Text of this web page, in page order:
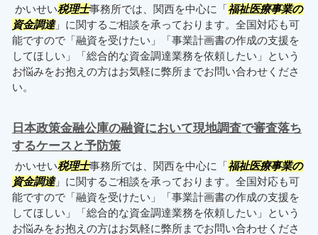
かいせい税理士事務所では、関西を中心に「福祉医療事業の
資金調達」に関するご相談を承っております。全国対応も可
能ですので「融資を受けたい」「事業計画書の作成の支援を
してほしい」「総合的な資金調達業務を依頼したい」という
お悩みをお抱えの方はお気軽に弊所までお問い合わせくださ
い。
日本政策金融公庫の融資において現地調査で審査落ち
するケースと予防策
かいせい税理士事務所では、関西を中心に「福祉医療事業の
資金調達」に関するご相談を承っております。全国対応も可
能ですので「融資を受けたい」「事業計画書の作成の支援を
してほしい」「総合的な資金調達業務を依頼したい」という
お悩みをお抱えの方はお気軽に弊所までお問い合わせくださ